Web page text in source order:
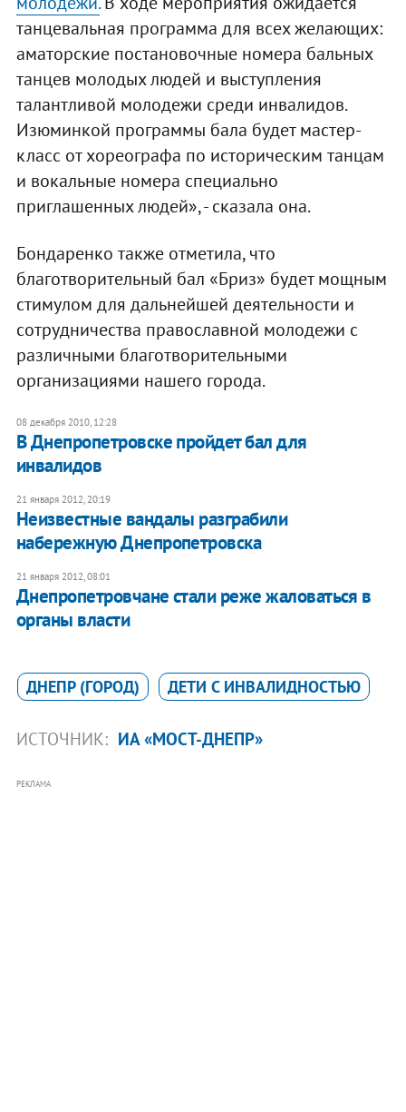
танцевальная программа для всех желающих:
аматорские постановочные номера бальных
танцев молодых людей и выступления
талантливой молодежи среди инвалидов.
Изюминкой программы бала будет мастер-
класс от хореографа по историческим танцам
и вокальные номера специально
приглашенных людей», - сказала она.
Бондаренко также отметила, что
благотворительный бал «Бриз» будет мощным
стимулом для дальнейшей деятельности и
сотрудничества православной молодежи с
различными благотворительными
организациями нашего города.
08 декабря 2010, 12:28
В Днепропетровске пройдет бал для
инвалидов
21 января 2012, 20:19
Неизвестные вандалы разграбили
набережную Днепропетровска
21 января 2012, 08:01
Днепропетровчане стали реже жаловаться в
органы власти
ДНЕПР (ГОРОД) ДЕТИ С ИНВАЛИДНОСТЬЮ
ИСТОЧНИК: ИА «МОСТ-ДНЕПР»
РЕКЛАМА